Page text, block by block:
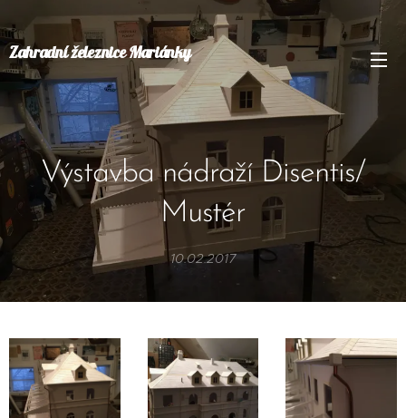
Zahradní železnice Mariánky
Výstavba nádraží Disentis/
Mustér
10.02.2017